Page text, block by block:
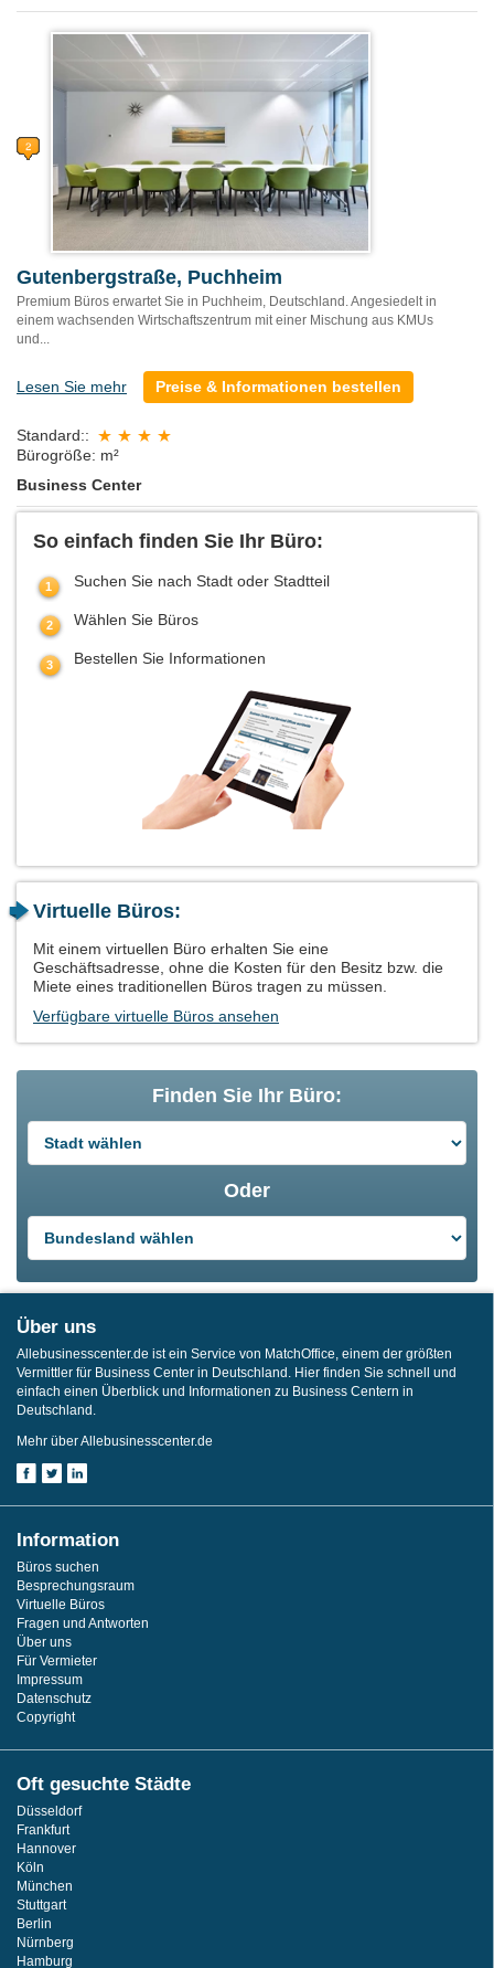
Gutenbergstraße, Puchheim
Premium Büros erwartet Sie in Puchheim, Deutschland. Angesiedelt in
einem wachsenden Wirtschaftszentrum mit einer Mischung aus KMUs
und...
Lesen Sie mehr Preise & Informationen bestellen
Standard::
Bürogröße: m²
Business Center
So einfach finden Sie Ihr Büro:
Suchen Sie nach Stadt oder Stadtteil
Wählen Sie Büros
Bestellen Sie Informationen
Virtuelle Büros:
Mit einem virtuellen Büro erhalten Sie eine
Geschäftsadresse, ohne die Kosten für den Besitz bzw. die
Miete eines traditionellen Büros tragen zu müssen.
Verfügbare virtuelle Büros ansehen
Finden Sie Ihr Büro:
Oder
Über uns
Allebusinesscenter.de ist ein Service von MatchOffice, einem der größten
Vermittler für Business Center in Deutschland. Hier finden Sie schnell und
einfach einen Überblick und Informationen zu Business Centern in
Deutschland.
Mehr über Allebusinesscenter.de
Information
Büros suchen
Besprechungsraum
Virtuelle Büros
Fragen und Antworten
Über uns
Für Vermieter
Impressum
Datenschutz
Copyright
Oft gesuchte Städte
Düsseldorf
Frankfurt
Hannover
Köln
München
Stuttgart
Berlin
Nürnberg
Hamburg